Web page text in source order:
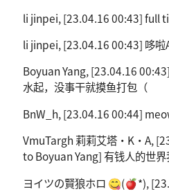
li jinpei, [23.04.16 00:43] full
li jinpei, [23.04.16 00:43] 哆啦
Boyuan Yang, [23.04.16
水起，没事干就摸鱼打包（
BnW_h, [23.04.16 00:44]
VmuTargh 莉莉艾塔·K·A,
to Boyuan Yang] 有钱人的世
ヨイツの賢狼ホロ 😋(🍎*),